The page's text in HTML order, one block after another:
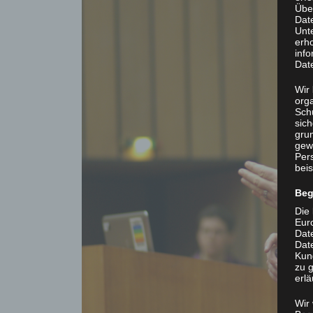
Wir
Die
zu
Wir